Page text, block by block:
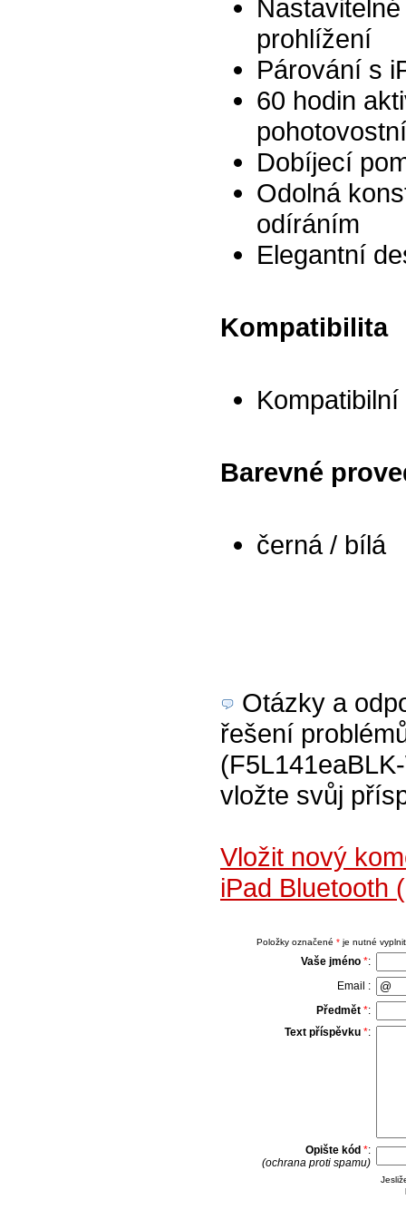
prohlížení
Párování s
60 hodin
Dobíjecí
Odolná
odíráním
Elegantní
Kompatibilita
Barevné
černá / bílá
Otázky a
řešení
vložte svůj
Vložit nový
iPad Bluetooth
Položky označené *je nutné
Vaše jméno *:
Email :
Předmět *:
Text příspěvku *:
Opište kód *:
(ochrana proti spamu)